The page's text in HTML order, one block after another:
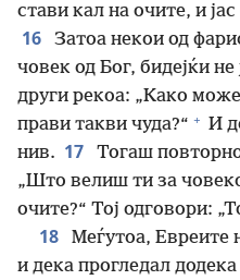
стави кал на очите, и
16
Затоа некои од
човек од Бог, бидејќи не
други рекоа: „Како
прави такви чуда?“ + И
нив. 17
Тогаш
„Што велиш ти за
очите?“ Тој одговори:
18
Меѓутоа, Евреите
и дека прогледал